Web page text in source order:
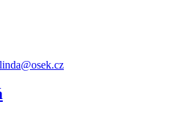
linda@osek.cz